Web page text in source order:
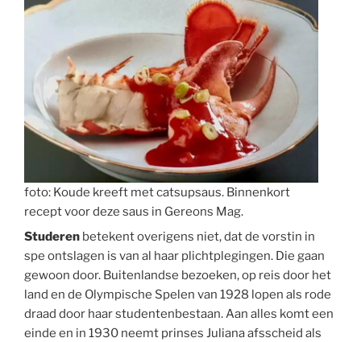
foto: Koude kreeft met catsupsaus. Binnenkort
recept voor deze saus in Gereons Mag.
Studeren betekent overigens niet, dat de vorstin in
spe ontslagen is van al haar plichtplegingen. Die gaan
gewoon door. Buitenlandse bezoeken, op reis door het
land en de Olympische Spelen van 1928 lopen als rode
draad door haar studentenbestaan. Aan alles komt een
einde en in 1930 neemt prinses Juliana afsscheid als